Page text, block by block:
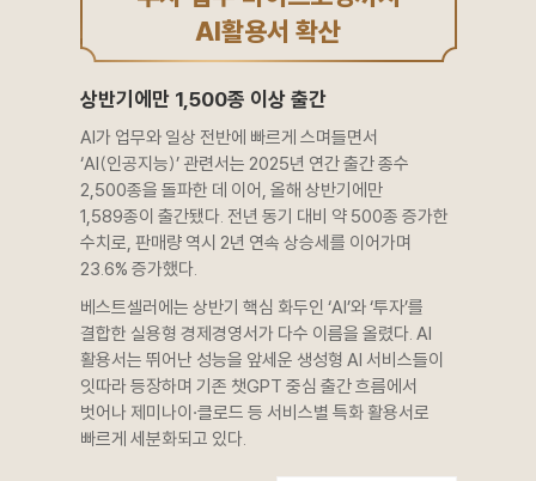
AI활용서 확산
상반기에만 1,500종 이상 출간
AI가 업무와 일상 전반에 빠르게 스며들면서
‘AI(인공지능)’ 관련서는 2025년 연간 출간 종수
2,500종을 돌파한 데 이어, 올해 상반기에만
1,589종이 출간됐다. 전년 동기 대비 약 500종 증가한
수치로, 판매량 역시 2년 연속 상승세를 이어가며
23.6% 증가했다.
베스트셀러에는 상반기 핵심 화두인 ‘AI’와 ‘투자’를
결합한 실용형 경제경영서가 다수 이름을 올렸다. AI
활용서는 뛰어난 성능을 앞세운 생성형 AI 서비스들이
잇따라 등장하며 기존 챗GPT 중심 출간 흐름에서
벗어나 제미나이·클로드 등 서비스별 특화 활용서로
빠르게 세분화되고 있다.